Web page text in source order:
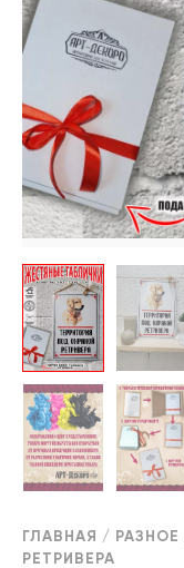
ГЛАВНАЯ / РАЗНОЕ
РЕТРИВЕРА